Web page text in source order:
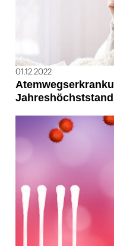
01.12.2022
Jahreshöchststand